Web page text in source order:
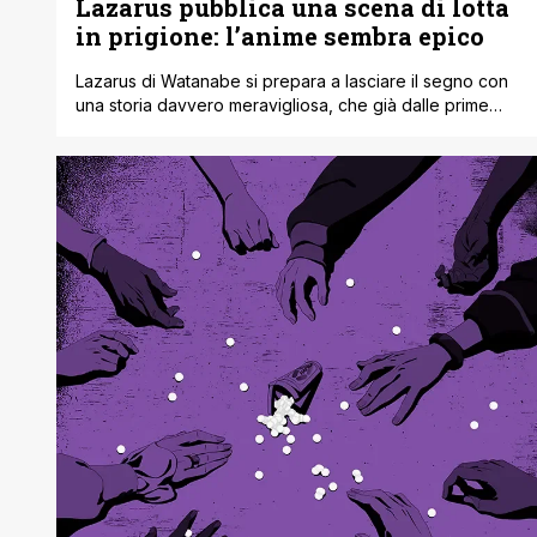
Lazarus pubblica una scena di lotta
in prigione: l’anime sembra epico
Lazarus di Watanabe si prepara a lasciare il segno con
una storia davvero meravigliosa, che già dalle prime
Swim ha pubblicato una nuova clip che anticipa difatti il
lavoro fatto dal regista di Cowboy Bebop, con una
sequenza action davvero mozzafiato, dove Axel
combatte contro i [']